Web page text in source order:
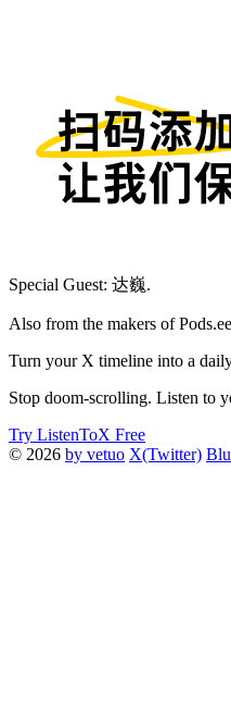
Special Guest: 达巍.
Also from the makers of Pods.ee
Turn your X timeline into a
Stop doom-scrolling. Listen to
Try ListenToX Free
© 2026 by vetuo X(Twitter)